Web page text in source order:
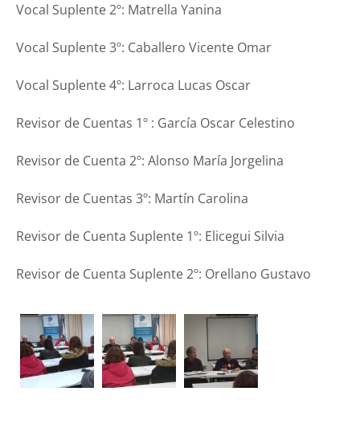
Vocal Suplente 2º: Matrella Yanina
Vocal Suplente 3º: Caballero Vicente Omar
Vocal Suplente 4º: Larroca Lucas Oscar
Revisor de Cuentas 1º : García Oscar Celestino
Revisor de Cuenta 2º: Alonso María Jorgelina
Revisor de Cuentas 3º: Martín Carolina
Revisor de Cuenta Suplente 1º: Elicegui Silvia
Revisor de Cuenta Suplente 2º: Orellano Gustavo